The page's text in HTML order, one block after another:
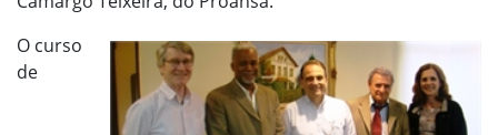
O curso
de